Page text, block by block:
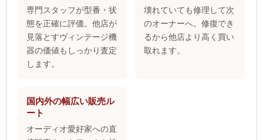
専門スタッフが型番・状
態を正確に評価。他店が
見落とすヴィンテージ機
器の価値もしっかり査定
します。
壊れていても修理して次
のオーナーへ。修復でき
るから他店より高く買い
取れます。
国内外の幅広い販売ル
ート
オーディオ愛好家への直